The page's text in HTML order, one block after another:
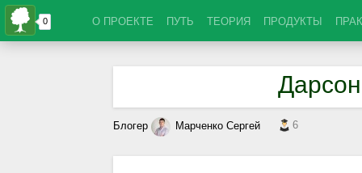
О ПРОЕКТЕ ПУТЬ ТЕОРИЯ ПРОДУКТЫ
Блогер Марченко Сергей 6